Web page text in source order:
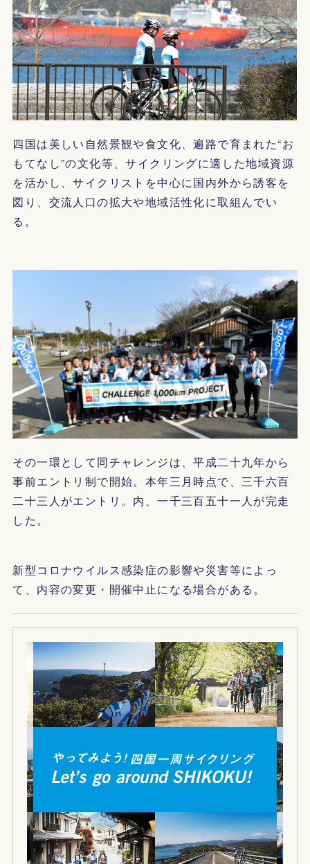
四国は美しい自然景観や食文化、遍路で育まれた“お
もてなし”の文化等、サイクリングに適した地域資源
を活かし、サイクリストを中心に国内外から誘客を
図り、交流人口の拡大や地域活性化に取組んでい
る。
その一環として同チャレンジは、平成二十九年から
事前エントリ制で開始。本年三月時点で、三千六百
二十三人がエントリ。内、一千三百五十一人が完走
した。
新型コロナウイルス感染症の影響や災害等によっ
て、内容の変更・開催中止になる場合がある。